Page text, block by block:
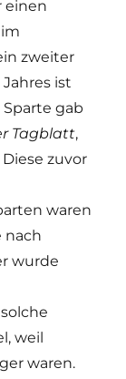
einen
zweiter
ist
gab
Tagblatt,
Diese zuvor
waren
nach
wurde
weil
waren.